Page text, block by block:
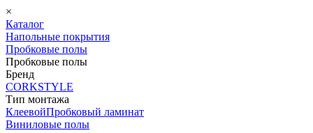
×
Каталог
Напольные покрытия
Пробковые полы
Пробковые полы
Бренд
CORKSTYLE
Тип монтажа
КлеевойПробковый ламинат
Виниловые полы